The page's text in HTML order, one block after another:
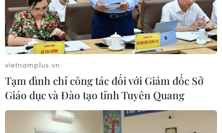
Một doanh nghiệp bị phạt 220 triệu đồng
vì vi phạm xả thải gây ô nhiễm
vietnamplus.vn
Tạm đình chỉ công tác đối với Giám đốc Sở
Giáo dục và Đào tạo tỉnh Tuyên Quang